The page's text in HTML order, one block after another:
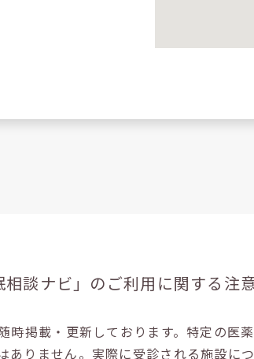
相談ナビ」の ご利用に関する注
時掲載・更新しております。特定の医
ありません。実際に受診される施設に